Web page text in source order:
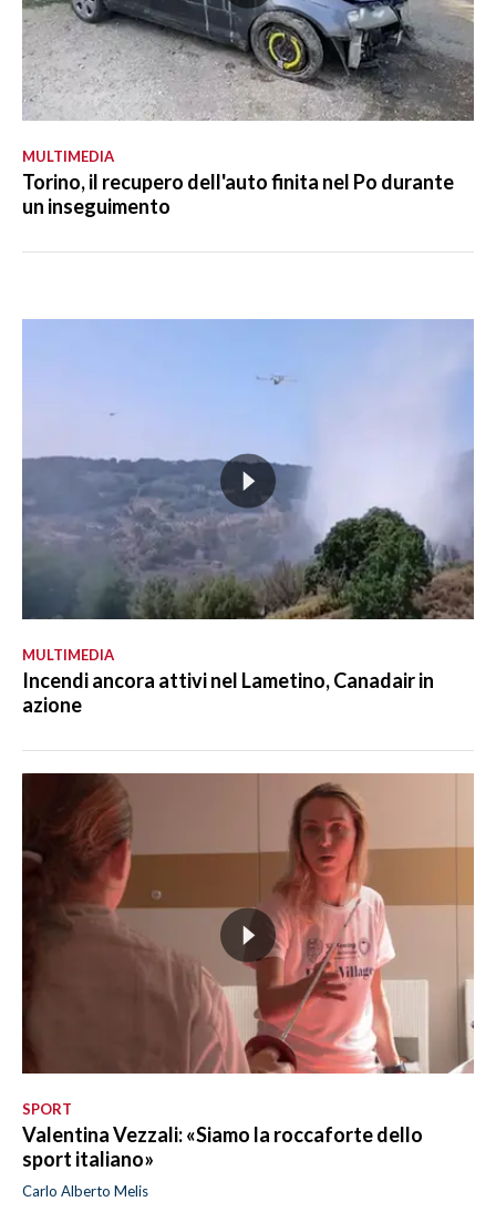
MULTIMEDIA
Torino, il recupero dell'auto finita nel Po durante
un inseguimento
MULTIMEDIA
Incendi ancora attivi nel Lametino, Canadair in
azione
SPORT
Valentina Vezzali: «Siamo la roccaforte dello
sport italiano»
Carlo Alberto Melis